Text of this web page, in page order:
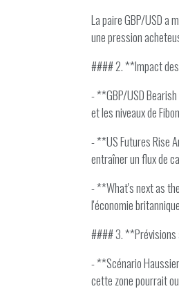
La paire GBP/USD a
une pression
#### 2. **Impact
- **GBP/USD
et les niveaux de
- **US Futures Rise
entraîner un flux de
- **What's next as
l'économie
#### 3.
- **Scénario
cette zone pourrait